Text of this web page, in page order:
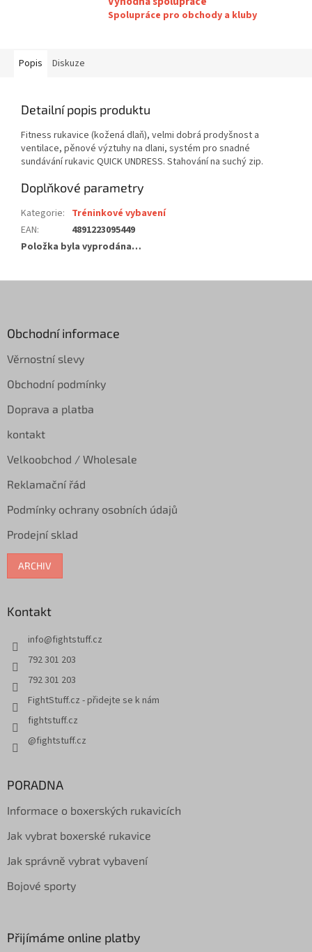
Spolupráce pro obchody a kluby
Popis Diskuze
Detailní popis produktu
Fitness rukavice (kožená dlaň), velmi dobrá prodyšnost a
ventilace, pěnové výztuhy na dlani, systém pro snadné
sundávání rukavic QUICK UNDRESS. Stahování na suchý zip.
Doplňkové parametry
Kategorie: Tréninkové vybavení
EAN:
4891223095449
Položka byla vyprodána…
Obchodní informace
Věrnostní slevy
Obchodní podmínky
Doprava a platba
kontakt
Velkoobchod / Wholesale
Reklamační řád
Podmínky ochrany osobních údajů
Prodejní sklad
ARCHIV
Kontakt
info@fightstuff.cz
792 301 203
792 301 203
FightStuff.cz - přidejte se k nám
fightstuff.cz
@fightstuff.cz
PORADNA
Informace o boxerských rukavicích
Jak vybrat boxerské rukavice
Jak správně vybrat vybavení
Bojové sporty
Přijímáme online platby